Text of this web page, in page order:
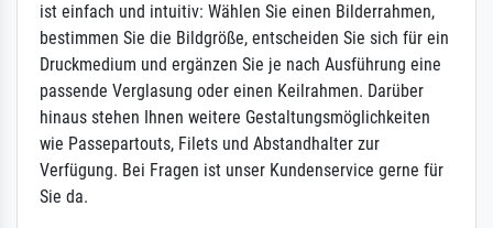
ist einfach und intuitiv: Wählen Sie einen Bilderrahmen,
bestimmen Sie die Bildgröße, entscheiden Sie sich für ein
Druckmedium und ergänzen Sie je nach Ausführung eine
passende Verglasung oder einen Keilrahmen. Darüber
hinaus stehen Ihnen weitere Gestaltungsmöglichkeiten
wie Passepartouts, Filets und Abstandhalter zur
Verfügung. Bei Fragen ist unser Kundenservice gerne für
Sie da.